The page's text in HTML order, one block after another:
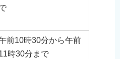
前10時30分から午前
時30分まで